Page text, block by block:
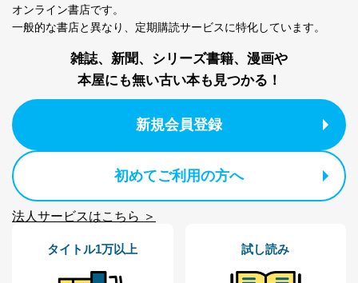
オンライン書店です。
一般的な書店と異なり、 定期購読サービスに特化しています。
雑誌、新聞、シリーズ書籍、漫画や
本屋にも無い古い本も見つかる！
新規会員登録
初めてご利用の方へ
法人サービスはこちら ＞
タイトル1万以上 試し読み